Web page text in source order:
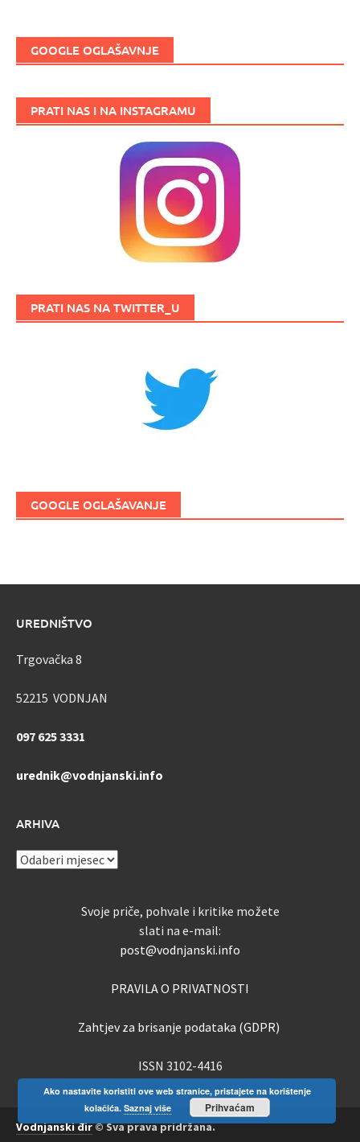
GOOGLE OGLAŠAVNJE
PRATI NAS I NA INSTAGRAMU
PRATI NAS NA TWITTER_U
GOOGLE OGLAŠAVANJE
UREDNIŠTVO
Trgovačka 8
52215 VODNJAN
097 625 3331
urednik@vodnjanski.info
ARHIVA
ARHIVA
Svoje priče, pohvale i kritike možete
slati na e-mail:
post@vodnjanski.info
PRAVILA O PRIVATNOSTI
Zahtjev za brisanje podataka (GDPR)
ISSN 3102-4416
Vodnjanski đir© Sva prava pridržana.
Ako nastavite koristiti ove web stranice, pristajete na korištenje
kolačića. Saznaj više Prihvaćam